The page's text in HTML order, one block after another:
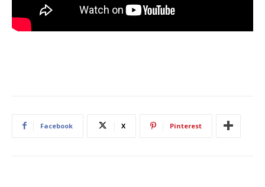
Facebook X Pinterest